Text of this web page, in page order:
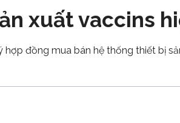
xuất vaccins
đồng mua bán hệ thống thiết bị